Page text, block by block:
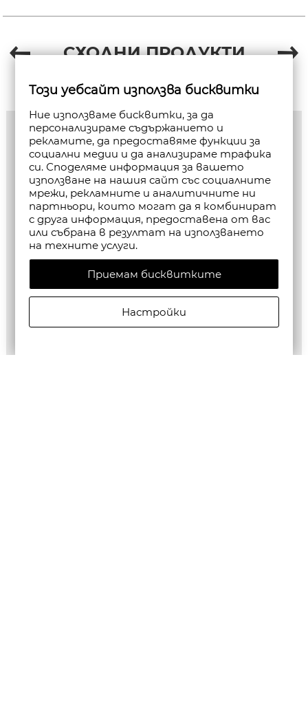
СХОДНИ ПРОДУКТИ
Този уебсайт използва бисквитки
Ние използваме бисквитки, за да
персонализираме съдържанието и
рекламите, да предоставяме функции за
социални медии и да анализираме трафика
си. Споделяме информация за вашето
използване на нашия сайт със социалните
мрежи, рекламните и аналитичните ни
партньори, които могат да я комбинират
с друга информация, предоставена от вас
или събрана в резултат на използването
на техните услуги.
Приемам бисквитките
Настройки